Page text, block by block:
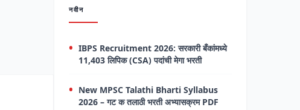
नवीन
IBPS Recruitment 2026: सरकारी बँकांमध्ये
11,403 लिपिक (CSA) पदांची मेगा भरती
New MPSC Talathi Bharti Syllabus
2026 – गट क तलाठी भरती अभ्यासक्रम PDF